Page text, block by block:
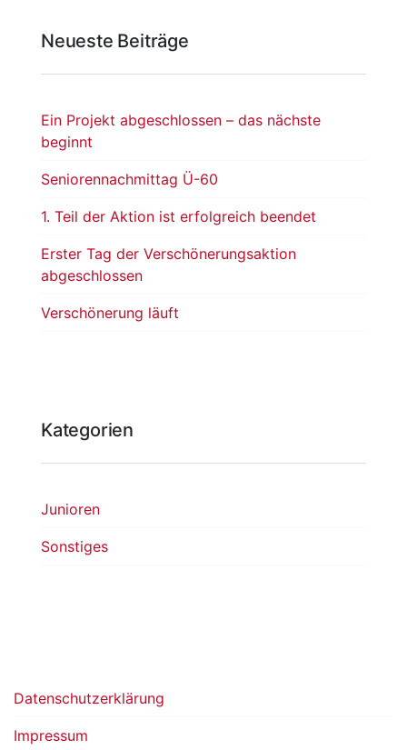
Neueste Beiträge
Ein Projekt abgeschlossen – das nächste
beginnt
Seniorennachmittag Ü-60
1. Teil der Aktion ist erfolgreich beendet
Erster Tag der Verschönerungsaktion
abgeschlossen
Verschönerung läuft
Kategorien
Junioren
Sonstiges
Datenschutzerklärung
Impressum